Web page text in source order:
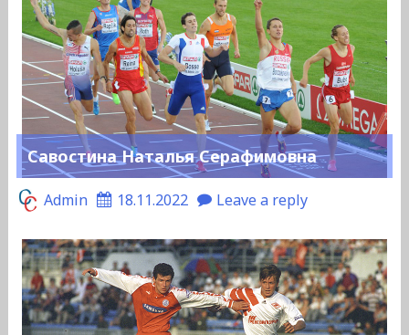
Савостина Наталья Серафимовна
Admin 18.11.2022 Leave a reply